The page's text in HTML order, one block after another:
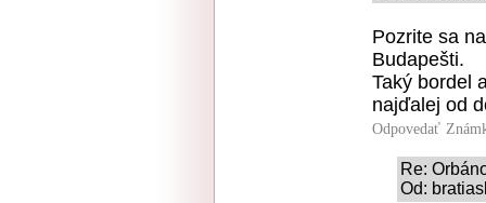
Pozrite sa
Budapešti.
Taký bordel
najďalej od
Odpovedať
Re:
Od: